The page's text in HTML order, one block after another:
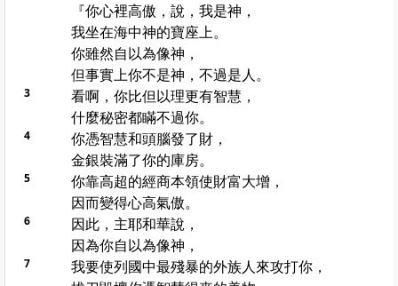
『你心裡高傲，說，我是神，
我坐在海中神的寶座上。
你雖然自以為像神，
但事實上你不是神，不過是人。
3
看啊，你比但以理更有智慧，
什麼秘密都瞞不過你。
4
你憑智慧和頭腦發了財，
金銀裝滿了你的庫房。
5
你靠高超的經商本領使財富大增，
因而變得心高氣傲。
6
因此，主耶和華說，
因為你自以為像神，
7
我要使列國中最殘暴的外族人來攻打你，